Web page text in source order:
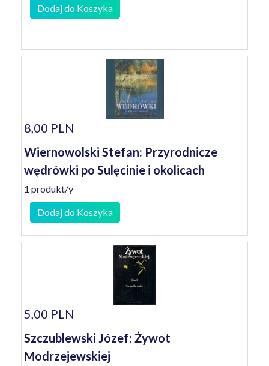
Dodaj do Koszyka
8,00 PLN
Wiernowolski Stefan: Przyrodnicze
wędrówki po Sulęcinie i okolicach
1 produkt/y
Dodaj do Koszyka
5,00 PLN
Szczublewski Józef: Żywot
Modrzejewskiej